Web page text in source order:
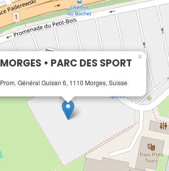
MORGES • PARC DES SPORT
Prom. Général Guisan 6, 1110 Morges, Suisse
×